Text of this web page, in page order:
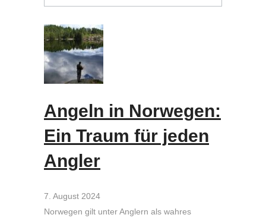
Angeln in Norwegen:
Ein Traum für jeden
Angler
7. August 2024
Norwegen gilt unter Anglern als wahres